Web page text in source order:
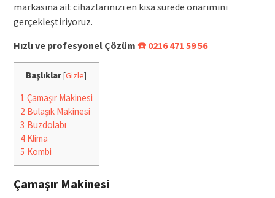
markasına ait cihazlarınızı en kısa sürede onarımını
gerçekleştiriyoruz.
Hızlı ve profesyonel Çözüm ☎️ 0216 471 59 56
Başlıklar[Gizle]
1 Çamaşır Makinesi
2 Bulaşık Makinesi
3 Buzdolabı
4Klima
5 Kombi
Çamaşır Makinesi